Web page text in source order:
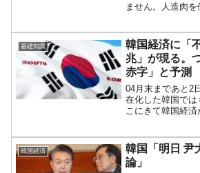
ません。人造肉を
大ヒットに見ら
衆国では健康志
ております。その
消費量が急増し
基礎知識
韓国経済に「
兆」が現る。
赤字」と予測
04月末まであと2
在化した韓国では
こにきて韓国経
も」という予兆
ん。2020年04月
合ニュース』に「
99カ月ぶり...
韓国経済
韓国「明日 尹
論」